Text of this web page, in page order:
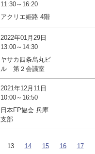
11:30～16:20
アクリエ姫路 4階
2022年01月29日
13:00～14:30
ヤサカ四条烏丸ビ
ル 第２会議室
2021年12月11日
10:00～16:50
日本FP協会 兵庫
支部
13 14 15 16
17